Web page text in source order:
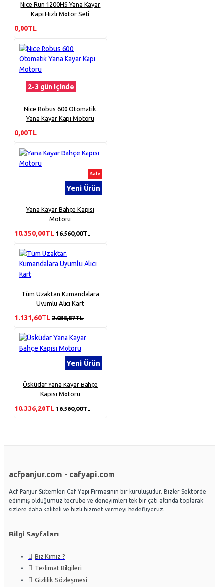
Nice Run 1200HS Yana Kayar
Kapı Hızlı Motor Seti
0,00TL
2-3 gün içinde
Nice Robus 600 Otomatik
Yana Kayar Kapı Motoru
0,00TL
Sale
Yeni Ürün
Yana Kayar Bahçe Kapısı
Motoru
10.350,00TL 16.560,00TL
Tüm Uzaktan Kumandalara
Uyumlu Alıcı Kart
1.131,60TL 2.038,87TL
Yeni Ürün
Üsküdar Yana Kayar Bahçe
Kapısı Motoru
10.336,20TL 16.560,00TL
acfpanjur.com - cafyapi.com
Acf Panjur Sistemleri Caf Yapı Firmasının bir kuruluşudur. Bizler Sektörde
edinmiş olduğumuz tecrübe ve deneyimleri tek bir çatı altında toplarak
sizlere daha kaliteli ve hızlı hizmet vermeyi hedefliyoruz.
Bilgi Sayfaları
Biz Kimiz ?
Teslimat Bilgileri
Gizlilik Sözleşmesi